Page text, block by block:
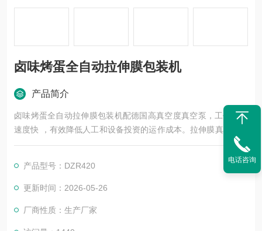
卤味烤蛋全自动拉伸膜包装机
产品简介
卤味烤蛋全自动拉伸膜包装机配德国高真空度真空泵，工作循环
速度快 ，有效降低人工和设备投资的运作成本。拉伸膜真空包装
机整体运作由PLC程序控制，具有操作简单；实用性强等特点；
产品型号：DZR420
更新时间：2026-05-26
厂商性质：生产厂家
电话咨询